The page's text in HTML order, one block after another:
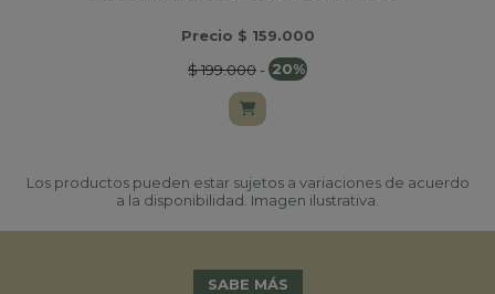
Precio $ 159.000
$ 199.000- 20%
Los productos pueden estar sujetos a variaciones de acuerdo
a la disponibilidad. Imagen ilustrativa.
SABE MÁS